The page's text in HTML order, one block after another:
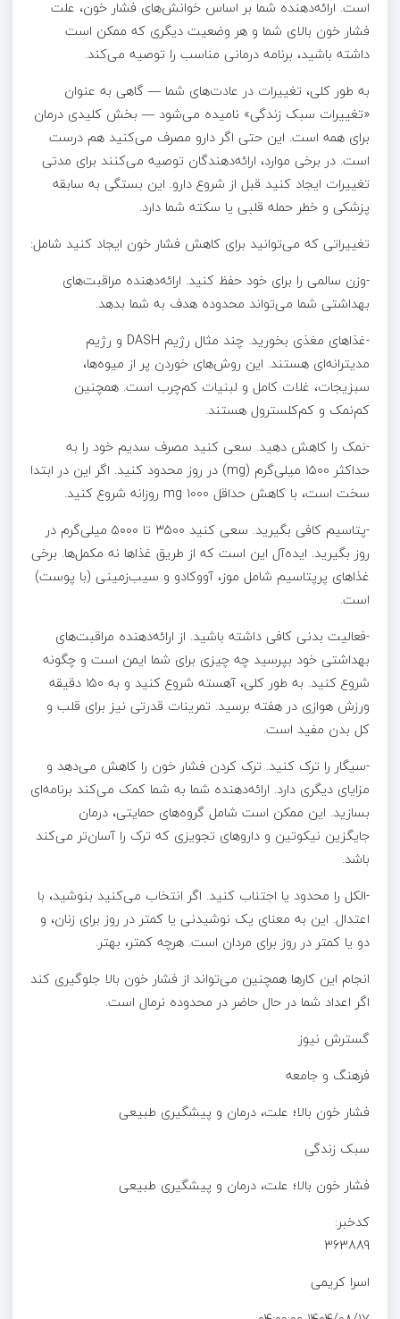
است. ارائه‌دهنده شما بر اساس خوانش‌های فشار خون، علت
فشار خون بالای شما و هر وضعیت دیگری که ممکن است
داشته باشید، برنامه درمانی مناسب را توصیه می‌کند.
به طور کلی، تغییرات در عادت‌های شما — گاهی به عنوان
«تغییرات سبک زندگی» نامیده می‌شود — بخش کلیدی درمان
برای همه است. این حتی اگر دارو مصرف می‌کنید هم درست
است. در برخی موارد، ارائه‌دهندگان توصیه می‌کنند برای مدتی
تغییرات ایجاد کنید قبل از شروع دارو. این بستگی به سابقه
پزشکی و خطر حمله قلبی یا سکته شما دارد.
تغییراتی که می‌توانید برای کاهش فشار خون ایجاد کنید شامل:
-وزن سالمی را برای خود حفظ کنید. ارائه‌دهنده مراقبت‌های
بهداشتی شما می‌تواند محدوده هدف به شما بدهد.
-غذاهای مغذی بخورید. چند مثال رژیم DASH و رژیم
مدیترانه‌ای هستند. این روش‌های خوردن پر از میوه‌ها،
سبزیجات، غلات کامل و لبنیات کم‌چرب است. همچنین
کم‌نمک و کم‌کلسترول هستند.
-نمک را کاهش دهید. سعی کنید مصرف سدیم خود را به
حداکثر ۱۵۰۰ میلی‌گرم (mg) در روز محدود کنید. اگر این در ابتدا
سخت است، با کاهش حداقل ۱۰۰۰ mg روزانه شروع کنید.
-پتاسیم کافی بگیرید. سعی کنید ۳۵۰۰ تا ۵۰۰۰ میلی‌گرم در
روز بگیرید. ایده‌آل این است که از طریق غذاها نه مکمل‌ها. برخی
غذاهای پرپتاسیم شامل موز، آووکادو و سیب‌زمینی (با پوست)
است.
-فعالیت بدنی کافی داشته باشید. از ارائه‌دهنده مراقبت‌های
بهداشتی خود بپرسید چه چیزی برای شما ایمن است و چگونه
شروع کنید. به طور کلی، آهسته شروع کنید و به ۱۵۰ دقیقه
ورزش هوازی در هفته برسید. تمرینات قدرتی نیز برای قلب و
کل بدن مفید است.
-سیگار را ترک کنید. ترک کردن فشار خون را کاهش می‌دهد و
مزایای دیگری دارد. ارائه‌دهنده شما به شما کمک می‌کند برنامه‌ای
بسازید. این ممکن است شامل گروه‌های حمایتی، درمان
جایگزین نیکوتین و داروهای تجویزی که ترک را آسان‌تر می‌کند
باشد.
-الکل را محدود یا اجتناب کنید. اگر انتخاب می‌کنید بنوشید، با
اعتدال. این به معنای یک نوشیدنی یا کمتر در روز برای زنان، و
دو یا کمتر در روز برای مردان است. هرچه کمتر، بهتر.
انجام این کارها همچنین می‌تواند از فشار خون بالا جلوگیری کند
اگر اعداد شما در حال حاضر در محدوده نرمال است.
گسترش نیوز
فرهنگ و جامعه
فشار خون بالا؛ علت، درمان و پیشگیری طبیعی
سبک زندگی
فشار خون بالا؛ علت، درمان و پیشگیری طبیعی
کدخبر:
363889
اسرا کریمی